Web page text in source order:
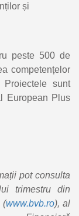
și
peste 500 de
competențelor
Proiectele sunt
European Plus
pot consulta
trimestru din
(www.bvb.ro), al